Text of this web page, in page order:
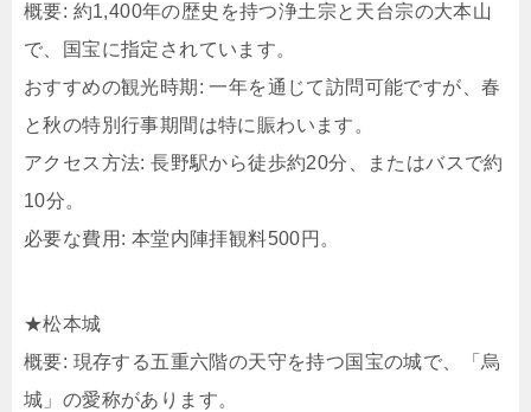
概要: 約1,400年の歴史を持つ浄土宗と天台宗の大本山
で、国宝に指定されています。​
おすすめの観光時期: 一年を通じて訪問可能ですが、春
と秋の特別行事期間は特に賑わいます。​
アクセス方法: 長野駅から徒歩約20分、またはバスで約
10分。​
必要な費用: 本堂内陣拝観料500円。​
★松本城
概要: 現存する五重六階の天守を持つ国宝の城で、「烏
城」の愛称があります。​